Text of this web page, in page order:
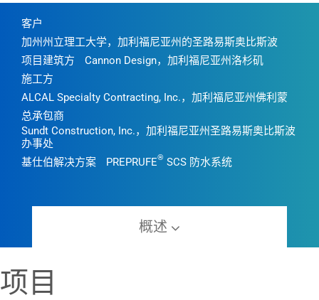
客户
加州州立理工大学，加利福尼亚州的圣路易斯奥比斯波
项目建筑方
Cannon Design，加利福尼亚州洛杉矶
施工方
ALCAL Specialty Contracting, Inc.，加利福尼亚州佛利蒙
总承包商
Sundt Construction, Inc.，加利福尼亚州圣路易斯奥比斯波
办事处
基仕伯解决方案
PREPRUFE® SCS 防水系统
概述
项目